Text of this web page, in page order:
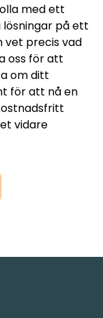
med ett
på ett
vet precis vad
oss för att
om ditt
för att nå en
vidare